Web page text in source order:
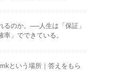
るのか。──人生は「保証」
率」でできている。
という場所｜答えをもら